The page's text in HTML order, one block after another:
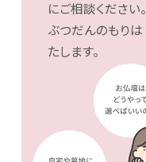
にご相談ください。
ぶつだんのもりは
たします。